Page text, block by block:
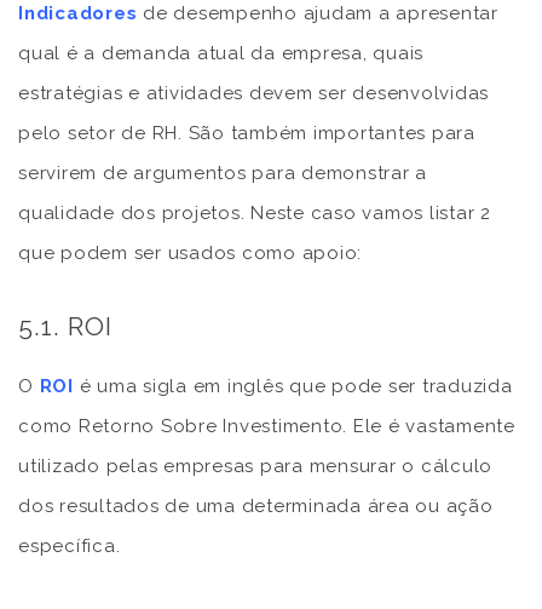
Indicadores de desempenho ajudam a apresentar
qual é a demanda atual da empresa, quais
estratégias e atividades devem ser desenvolvidas
pelo setor de RH. São também importantes para
servirem de argumentos para demonstrar a
qualidade dos projetos. Neste caso vamos listar 2
que podem ser usados como apoio:
5.1. ROI
O ROI é uma sigla em inglês que pode ser traduzida
como Retorno Sobre Investimento. Ele é vastamente
utilizado pelas empresas para mensurar o cálculo
dos resultados de uma determinada área ou ação
específica.